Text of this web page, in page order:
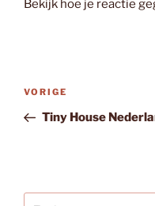
Bekijk hoe je reactie
Bericht
Vorig
bericht
VORIGE
Tiny House